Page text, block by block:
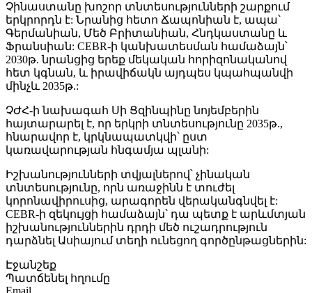
Չինաստանը խոշոր տնտեսությունների շարքում
երկրորդն է: Նրանից հետո Ճապոնիան է, ապա՝
Գերմանիան, Մեծ Բրիտանիան, Հնդկաստանը և
Ֆրանսիան: CEBR-ի կանխատեսման համաձայն՝
2030թ. նրանցից երեք մեկական հորիզոնականով
հետ կգնան, և իրավիճակն այդպես կպահպանվի
մինչև 2035թ.:
ՉԺՀ-ի նախագահ Սի Ցզինպինը նոյեմբերին
հայտարարել է, որ երկրի տնտեսությունը 2035թ.,
հնարավոր է, կրկնապատկվի՝ ըստ
կառավարության հնգամյա պլանի:
Իշխանությունների տվյալներով՝ չինական
տնտեսությունը, որն առաջինն է տուժել
կորոնավիրուսից, արագորեն վերականգնվել է:
CEBR-ի զեկույցի համաձայն՝ դա պետք է արևմտյան
իշխանություններին դրդի մեծ ուշադրություն
դարձնել Ասիայում տեղի ունեցող գործընթացներին:
Էջանշեք
Պատճենել հղումը